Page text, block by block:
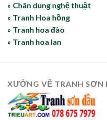
» Chân dung nghệ thuật
» Tranh Hoa hồng
» Tranh hoa đào
» Tranh hoa lan
XƯỞNG VẼ TRANH